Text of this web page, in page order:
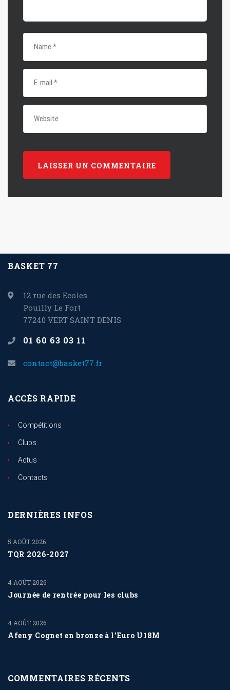
BASKET 77
12 rue des Ecoles
Pouilly Le Fort
77240 VERT SAINT DENIS
01 60 63 03 11
contact@basket77.fr
ACCÈS RAPIDE
Compétitions
Clubs
Actus
Contacts
DERNIÈRES INFOS
TQR 2026-2027
5 AOÛT 2026
Journée de rentrée pour les clubs
4 AOÛT 2026
Afeny Cognet en bronze à l’Euro U18M
4 AOÛT 2026
COMMENTAIRES RÉCENTS